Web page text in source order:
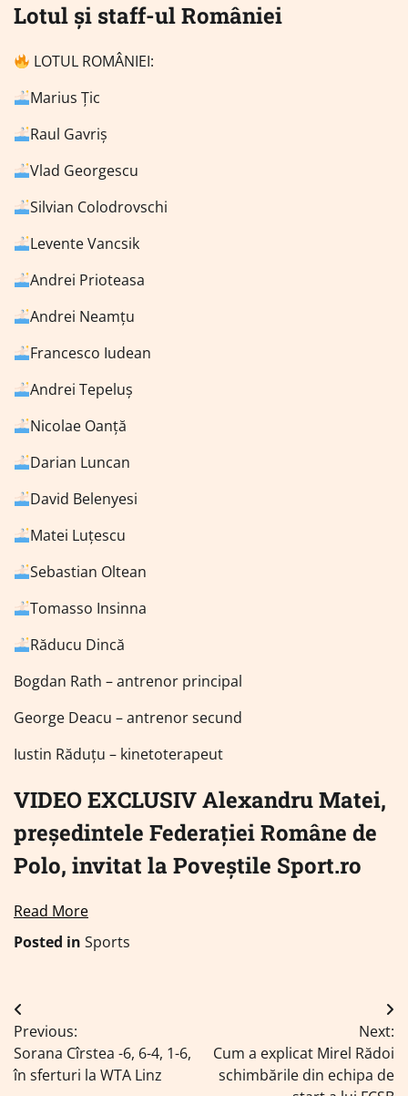
Lotul și staff-ul României
LOTUL ROMÂNIEI:
Marius Țic
Raul Gavriș
Vlad Georgescu
Silvian Colodrovschi
Levente Vancsik
Andrei Prioteasa
Andrei Neamțu
Francesco Iudean
Andrei Tepeluș
Nicolae Oanță
Darian Luncan
David Belenyesi
Matei Luțescu
Sebastian Oltean
Tomasso Insinna
Răducu Dincă
Bogdan Rath – antrenor principal
George Deacu – antrenor secund
Iustin Răduțu – kinetoterapeut
VIDEO EXCLUSIV Alexandru Matei,
președintele Federației Române de
Polo, invitat la Poveștile Sport.ro
Read More
Posted in Sports
Navigare
în
articole
Previous:
Sorana Cîrstea -6, 6-4, 1-6,
în sferturi la WTA Linz
Next:
Cum a explicat Mirel Rădoi
schimbările din echipa de